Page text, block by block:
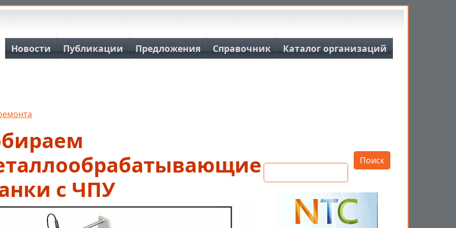
Основная навигация
Новости Публикации Предложения Справочник Каталог организаций
с ЧПУ